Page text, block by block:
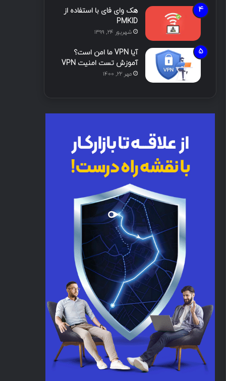
هک وای فای با استفاده از
PMKID
شهریور ۲۴, ۱۳۹۹
آیا VPN ما امن است؟
آموزش تست امنیت VPN
مهر ۲۲, ۱۴۰۰